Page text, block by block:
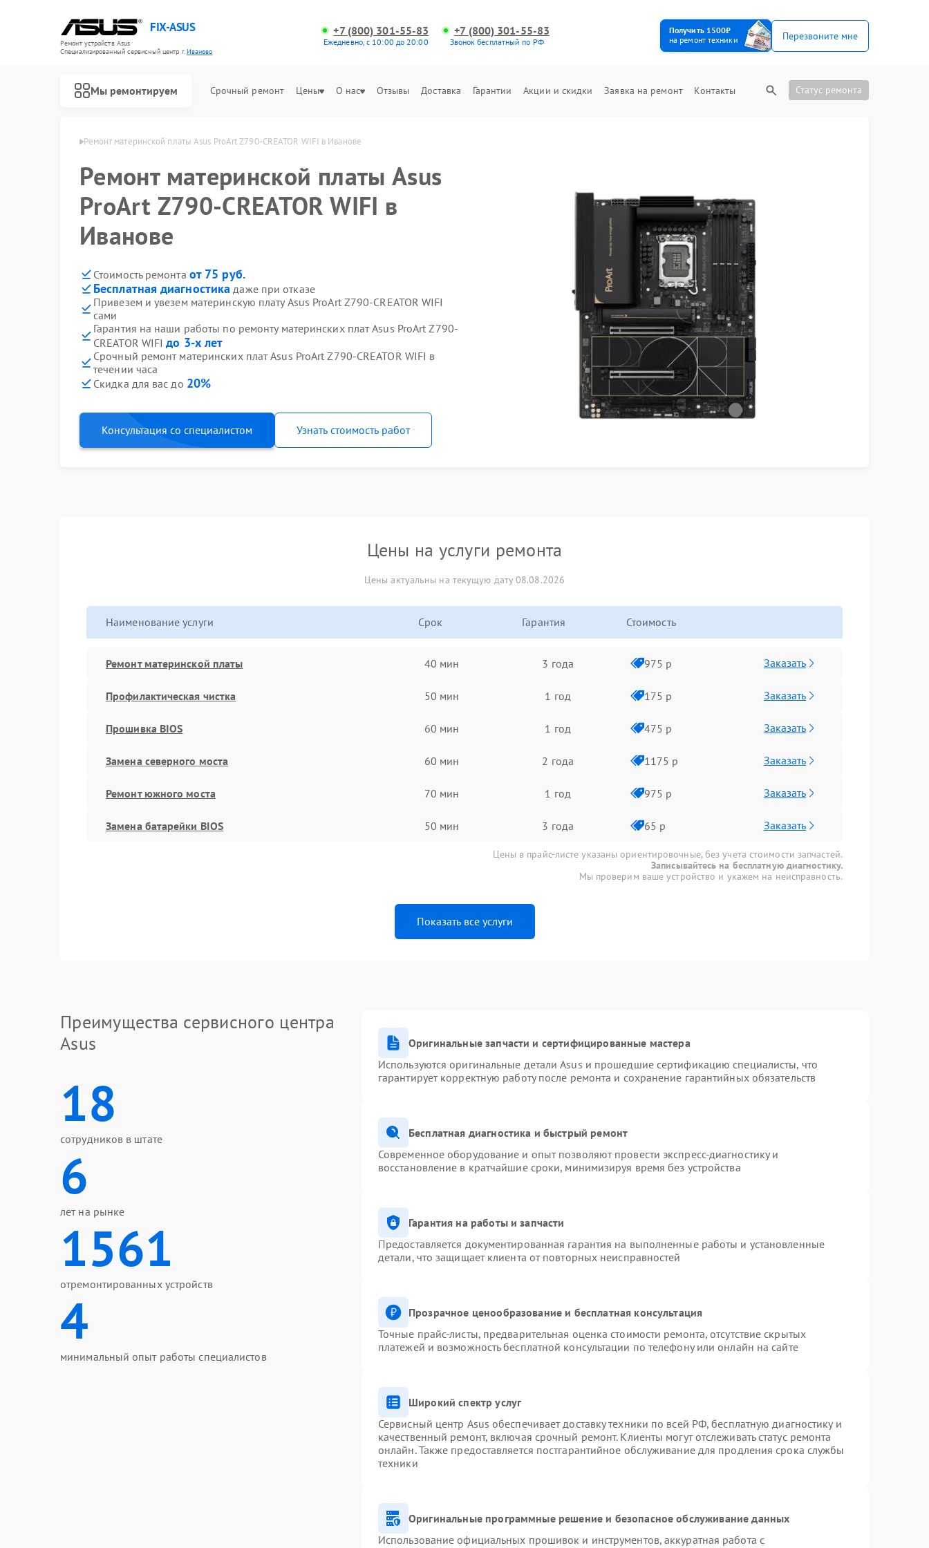
FIX-ASUS
Ремонт устройств Asus
Специализированный cервисный центр г.Иваново
+7 (800) 301-55-83
Ежедневно, с 10:00 до 20:00
+7 (800) 301-55-83
Звонок бесплатный по РФ
Получить 1500₽
на ремонт техники
Перезвоните мне
Мы ремонтируем Срочный ремонт Цены О нас Отзывы Доставка Гарантии Акции и скидки Заявка на ремонт Контакты Статус ремонта
Ремонт материнской платы Asus ProArt Z790-CREATOR WIFI в Иванове
Ремонт материнской платы Asus
ProArt Z790-CREATOR WIFI в
Иванове
Стоимость ремонта от 75 руб.
Бесплатная диагностика даже при отказе
Привезем и увезем материнскую плату Asus ProArt Z790-CREATOR WIFI
сами
Гарантия на наши работы по ремонту материнских плат Asus ProArt Z790-
CREATOR WIFIдо 3-х лет
Срочный ремонт материнских плат Asus ProArt Z790-CREATOR WIFI в
течении часа
Скидка для вас до 20%
Консультация со специалистом Узнать стоимость работ
Цены на услуги ремонта
Цены актуальны на текущую дату 08.08.2026
Наименование услуги Срок Гарантия Стоимость
Ремонт материнской платы 40 мин 3 года 975 р Заказать
Профилактическая чистка 50 мин 1 год 175 р Заказать
Прошивка BIOS 60 мин 1 год 475 р Заказать
Замена северного моста 60 мин 2 года 1175 р Заказать
Ремонт южного моста 70 мин 1 год 975 р Заказать
Замена батарейки BIOS 50 мин 3 года 65 р Заказать
Цены в прайс-листе указаны ориентировочные, без учета стоимости запчастей.
Записывайтесь на бесплатную диагностику.
Мы проверим ваше устройство и укажем на неисправность.
Показать все услуги
Преимущества сервисного центра
Asus
18
сотрудников в штате
6
лет на рынке
1561
отремонтированных устройств
4
минимальный опыт работы специалистов
Оригинальные запчасти и сертифицированные мастера
Используются оригинальные детали Asus и прошедшие сертификацию специалисты, что
гарантирует корректную работу после ремонта и сохранение гарантийных обязательств
Бесплатная диагностика и быстрый ремонт
Современное оборудование и опыт позволяют провести экспресс-диагностику и
восстановление в кратчайшие сроки, минимизируя время без устройства
Гарантия на работы и запчасти
Предоставляется документированная гарантия на выполненные работы и установленные
детали, что защищает клиента от повторных неисправностей
Прозрачное ценообразование и бесплатная консультация
Точные прайс-листы, предварительная оценка стоимости ремонта, отсутствие скрытых
платежей и возможность бесплатной консультации по телефону или онлайн на сайте
Широкий спектр услуг
Сервисный центр Asus обеспечивает доставку техники по всей РФ, бесплатную диагностику и
качественный ремонт, включая срочный ремонт. Клиенты могут отслеживать статус ремонта
онлайн. Также предоставляется постгарантийное обслуживание для продления срока службы
техники
Оригинальные программные решение и безопасное обслуживание данных
Использование официальных прошивок и инструментов, аккуратная работа с